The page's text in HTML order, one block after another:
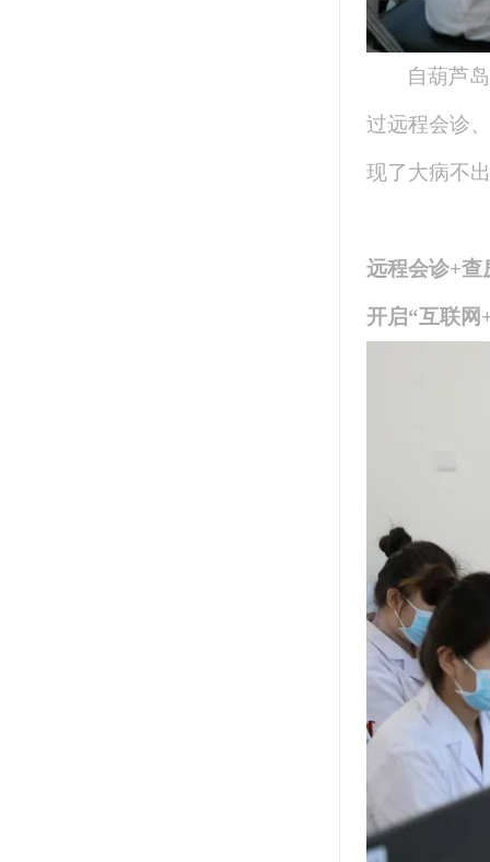
自葫芦
过远程会诊
现了大病不
远程会诊+
开启“互联网